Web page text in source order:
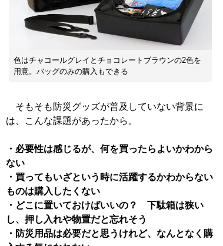
色はチャコールグレイとチョコレートブラウンの2色を
用意。バッグのみの購入もできる
そもそも防災グッズが普及していない背景に
は、こんな課題があったから。
・必要性は感じるが、何を買ったらよいかわから
ない
・買ってもいざという時に活躍するかわからない
ものは購入したくない
・どこに置いておけばいいの？ 下駄箱は狭い
し、押し入れや物置だと忘れそう
・防災用品は必要だと思うけれど、なんとなく購